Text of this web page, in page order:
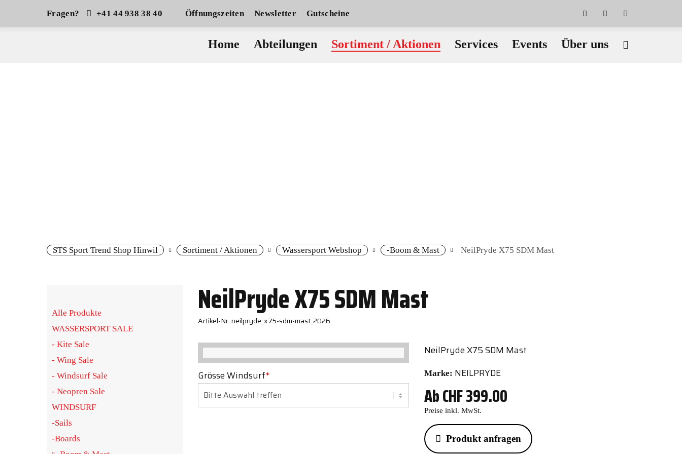
Fitness & Workout
Bergsport
Kontakt
Kundenkarte &
Partnerangebote
Öffnungszeiten
Team
Newsletter
Sponsoring
Fragen? +41 44 938 38 40 Öffnungszeiten Newsletter Gutscheine
Home Abteilungen Sortiment / Aktionen Services Events Über uns
STS Sport Trend Shop Hinwil Sortiment / Aktionen Wassersport Webshop -Boom & Mast NeilPryde X75 SDM Mast
Alle Produkte
WASSERSPORT SALE
- Kite Sale
- Wing Sale
- Windsurf Sale
- Neopren Sale
WINDSURF
-Sails
-Boards
NeilPryde X75 SDM Mast
Artikel-Nr. neilpryde_x75-sdm-mast_2026
Grösse Windsurf*
NeilPryde X75 SDM Mast
Marke: NEILPRYDE
AbCHF399.00
Preise inkl. MwSt.
Produkt anfragen